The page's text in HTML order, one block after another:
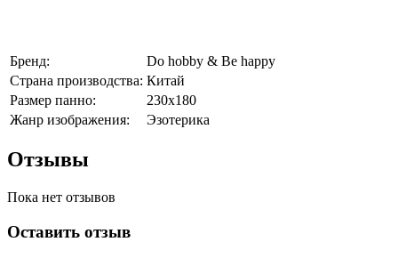
Бренд:
Do hobby & Be happy
Страна производства: Китай
Размер панно:
230х180
Жанр изображения:
Эзотерика
Отзывы
Пока нет отзывов
Оставить отзыв